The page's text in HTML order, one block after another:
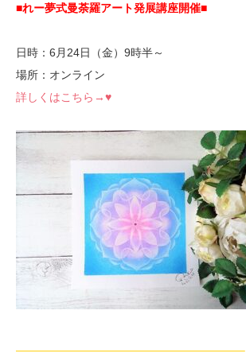
■れー夢式曼荼羅アート発展講座開催■
日時：6月24日（金）9時半～
場所：オンライン
詳しくはこちら→♥
————————————————————–